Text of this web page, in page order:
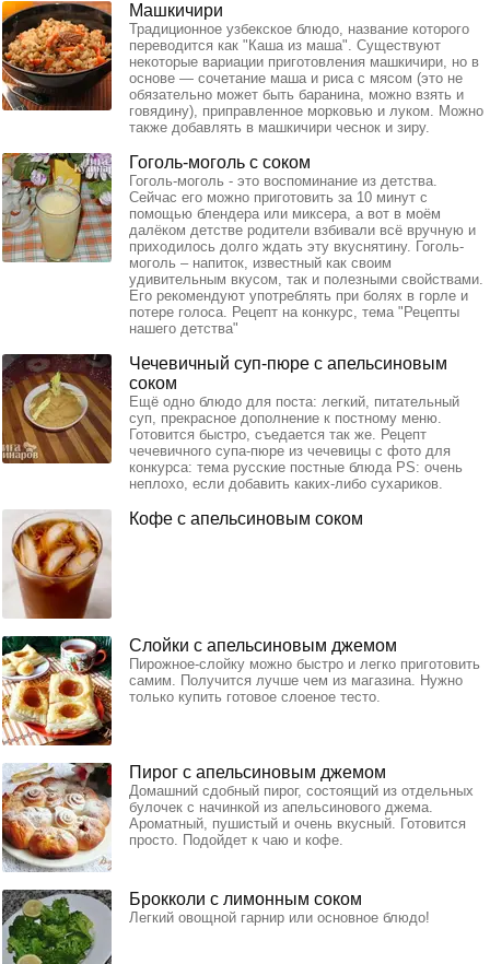
Машкичири
Традиционное узбекское блюдо, название которого
переводится как "Каша из маша". Существуют
некоторые вариации приготовления машкичири, но в
основе — сочетание маша и риса с мясом (это не
обязательно может быть баранина, можно взять и
говядину), приправленное морковью и луком. Можно
также добавлять в машкичири чеснок и зиру.
Гоголь-моголь с соком
Гоголь-моголь - это воспоминание из детства.
Сейчас его можно приготовить за 10 минут с
помощью блендера или миксера, а вот в моём
далёком детстве родители взбивали всё вручную и
приходилось долго ждать эту вкуснятину. Гоголь-
моголь – напиток, известный как своим
удивительным вкусом, так и полезными свойствами.
Его рекомендуют употреблять при болях в горле и
потере голоса. Рецепт на конкурс, тема "Рецепты
нашего детства"
Чечевичный суп-пюре с апельсиновым
соком
Ещё одно блюдо для поста: легкий, питательный
суп, прекрасное дополнение к постному меню.
Готовится быстро, съедается так же. Рецепт
чечевичного супа-пюре из чечевицы с фото для
конкурса: тема русские постные блюда PS: очень
неплохо, если добавить каких-либо сухариков.
Кофе с апельсиновым соком
Слойки с апельсиновым джемом
Пирожное-слойку можно быстро и легко приготовить
самим. Получится лучше чем из магазина. Нужно
только купить готовое слоеное тесто.
Пирог с апельсиновым джемом
Домашний сдобный пирог, состоящий из отдельных
булочек с начинкой из апельсинового джема.
Ароматный, пушистый и очень вкусный. Готовится
просто. Подойдет к чаю и кофе.
Брокколи с лимонным соком
Легкий овощной гарнир или основное блюдо!